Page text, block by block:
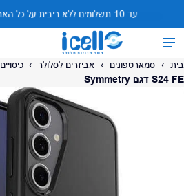
עד 10 תשלומים ללא ריבית על כל האתר
המוצר נוסף לעגלה
צפה בעגלה (
לתשלום
בית › סמארטפונים › אביזרים לסלולר › כיסויים
S24 FE דגם Symmetry
על המוצר